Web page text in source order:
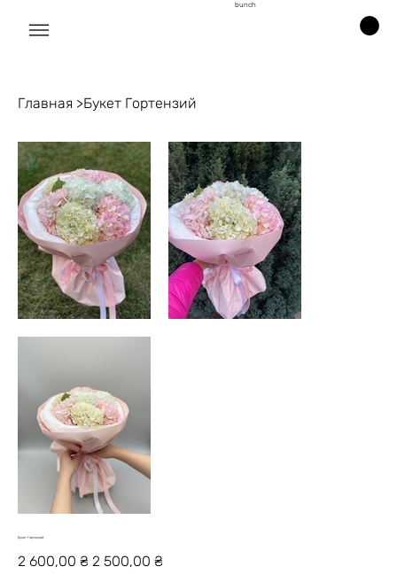
bunch
Главная >Букет Гортензий
Букет Гортензий
Первоначальная
цена
2 600,00 ₴ Спеццена
2 500,00 ₴